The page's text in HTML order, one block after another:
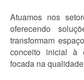
Atuamos nos
oferecendo
transformam
conceito inicial à
focada na